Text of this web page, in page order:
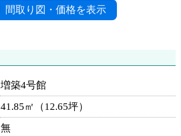
間取り図・価格を表示
増築4号館
41.85㎡（12.65坪）
無